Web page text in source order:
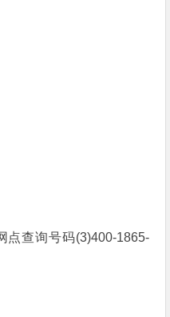
点查询号码(3)400-1865-